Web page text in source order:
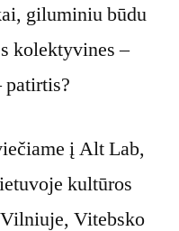
giluminiu būdu
kolektyvines –
į Alt Lab,
kultūros
Vitebsko